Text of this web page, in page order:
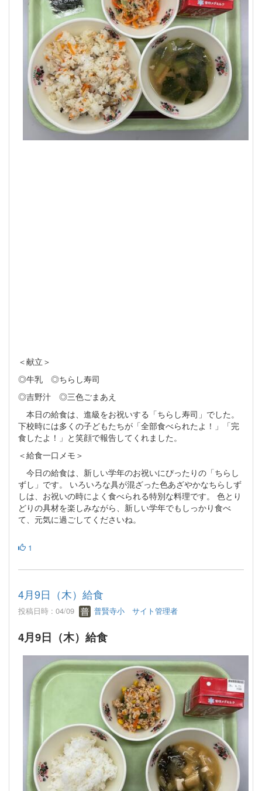
＜献立＞
◎牛乳 ◎ちらし寿司
◎吉野汁 ◎三色ごまあえ
本日の給食は、進級をお祝いする「ちらし寿司」でした。
下校時には多くの子どもたちが「全部食べられたよ！」「完
食したよ！」と笑顔で報告してくれました。
＜給食一口メモ＞
今日の給食は、新しい学年のお祝いにぴったりの「ちらし
ずし」です。 いろいろな具が混ざった色あざやかなちらしず
しは、お祝いの時によく食べられる特別な料理です。 色とり
どりの具材を楽しみながら、新しい学年でもしっかり食べ
て、元気に過ごしてくださいね。
1
4月9日（木）給食
投稿日時 : 04/09 普賢寺小 サイト管理者
4月9日（木）給食